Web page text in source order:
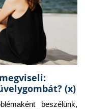
(x)
beszélünk,